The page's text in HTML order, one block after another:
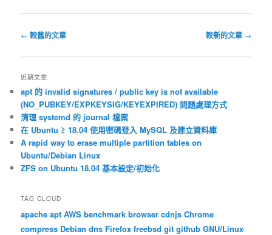
文
導
覽
← 較舊的文章 較新的文章 →
近期文章
apt 的 invalid signatures / public key is not available
(NO_PUBKEY/EXPKEYSIG/KEYEXPIRED) 問題處理方式
清理 systemd 的 journal 檔案
在 Ubuntu ≥ 18.04 使用密碼登入 MySQL 及建立資料庫
A rapid way to erase multiple partition tables on
Ubuntu/Debian Linux
ZFS on Ubuntu 18.04 基本設定/初始化
TAG CLOUD
apache apt AWS benchmark browser cdnjs Chrome
compress Debian dns Firefox freebsd git github GNU/Linux